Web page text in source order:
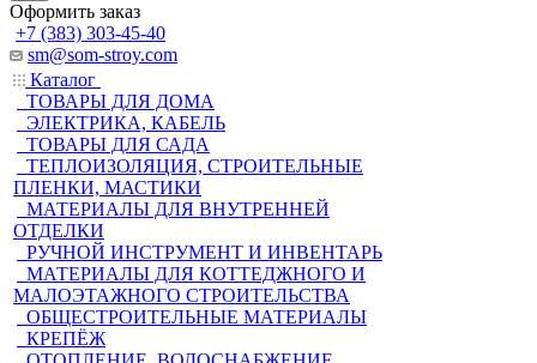
Оформить заказ
+7 (383) 303-45-40
sm@som-stroy.com
Каталог
ТОВАРЫ ДЛЯ ДОМА
ЭЛЕКТРИКА, КАБЕЛЬ
ТОВАРЫ ДЛЯ САДА
ТЕПЛОИЗОЛЯЦИЯ, СТРОИТЕЛЬНЫЕ
ПЛЕНКИ, МАСТИКИ
МАТЕРИАЛЫ ДЛЯ ВНУТРЕННЕЙ
ОТДЕЛКИ
РУЧНОЙ ИНСТРУМЕНТ И ИНВЕНТАРЬ
МАТЕРИАЛЫ ДЛЯ КОТТЕДЖНОГО И
МАЛОЭТАЖНОГО СТРОИТЕЛЬСТВА
ОБЩЕСТРОИТЕЛЬНЫЕ МАТЕРИАЛЫ
КРЕПЁЖ